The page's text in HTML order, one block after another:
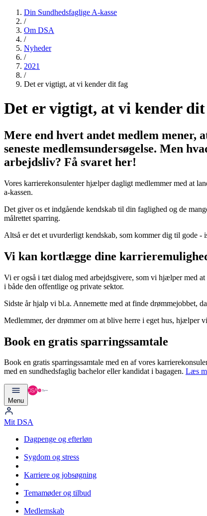
Din Sundhedsfaglige A-kasse
/
Om DSA
/
Nyheder
/
2021
/
Det er vigtigt, at vi kender dit fag
Det er vigtigt, at vi kender
Mere end hvert andet medlem mener,
seneste medlemsundersøgelse. Men
arbejdsliv? Få svaret her!
Vores karrierekonsulenter hjælper dagligt medlemmer med at
a-kassen.
Det giver os et indgående kendskab til din faglighed og de
målrettet sparring.
Altså er det et uvurderligt kendskab, som kommer dig til gode
Vi kan kortlægge dine
Vi er også i tæt dialog med arbejdsgivere, som vi hjælper med
i både den offentlige og private sektor.
Sidste år hjalp vi bl.a. Annemette med at finde drømmejobbet,
Medlemmer, der drømmer om at blive herre i eget hus, hjælper
Book en gratis sparringssamtale
Book en gratis sparringssamtale med en af vores
med en sundhedsfaglig bachelor eller kandidat i bagagen. Læs
Menu
Mit DSA
Dagpenge og efterløn
Sygdom og stress
Karriere og jobsøgning
Temamøder og tilbud
Medlemskab